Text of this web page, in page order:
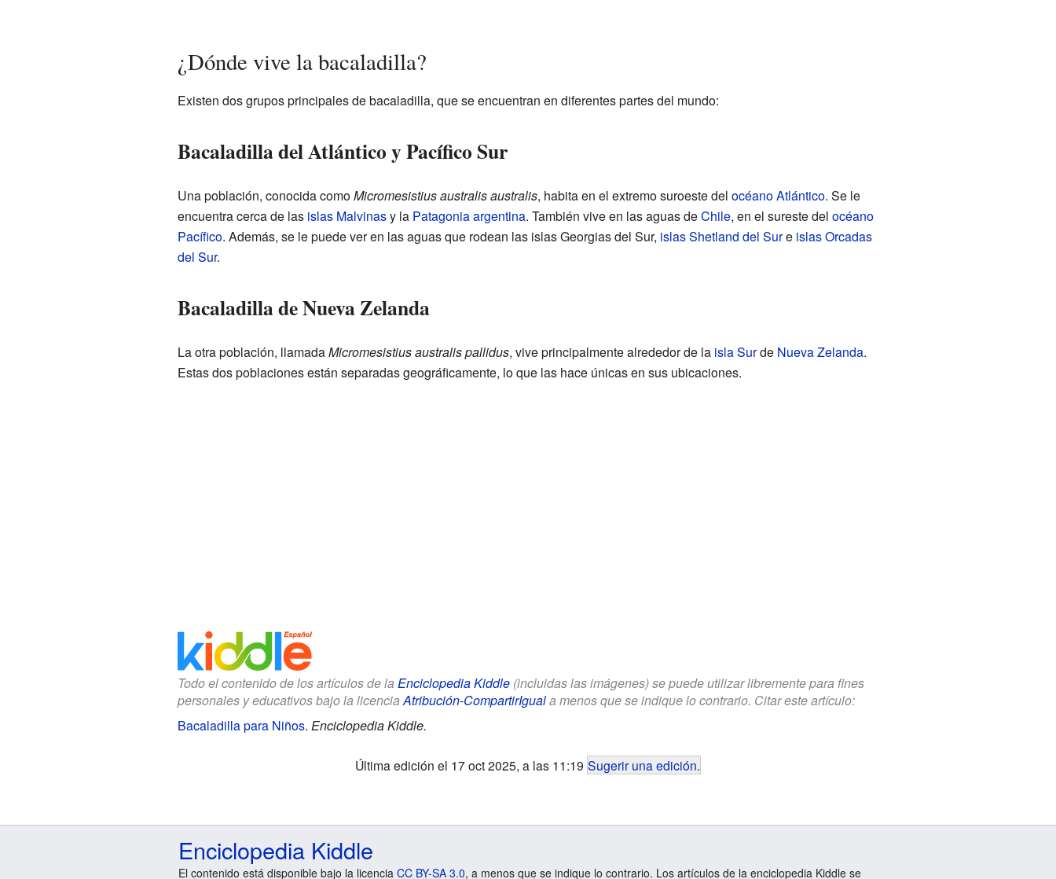
¿Dónde vive la bacaladilla?
Existen dos grupos principales de bacaladilla, que se encuentran en diferentes partes del mundo:
Bacaladilla del Atlántico y Pacífico Sur
Una población, conocida comoMicromesistius australis australis, habita en el extremo suroeste del océano Atlántico. Se le
encuentra cerca de las islas Malvinasy la Patagonia argentina. También vive en las aguas deChile, en el sureste del océano
Pacífico. Además, se le puede ver en las aguas que rodean las islas Georgias del Sur, islas Shetland del Sure islas Orcadas
del Sur.
Bacaladilla de Nueva Zelanda
La otra población, llamadaMicromesistius australis pallidus, vive principalmente alrededor de la isla Surde Nueva Zelanda.
Estas dos poblaciones están separadas geográficamente, lo que las hace únicas en sus ubicaciones.
Todo el contenido de los artículos de la Enciclopedia Kiddle(incluidas las imágenes) se puede utilizar libremente para fines
personales y educativos bajo la licenciaAtribución-CompartirIguala menos que se indique lo contrario. Citar este artículo:
Bacaladilla para Niños. Enciclopedia Kiddle.
Última edición el 17 oct 2025, a las 11:19 Sugerir una edición.
Enciclopedia Kiddle
El contenido está disponible bajo la licencia CC BY-SA 3.0, a menos que se indique lo contrario. Los artículos de la enciclopedia Kiddle se